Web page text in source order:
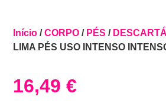
Início /CORPO / PÉS /
LIMA PÉS USO INTENSO
16,49€